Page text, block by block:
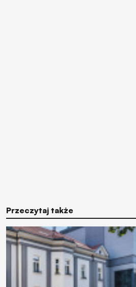
Przeczytaj także